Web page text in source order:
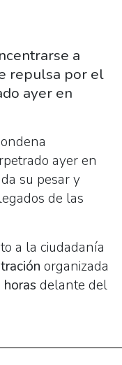
a
repulsa por el
ayer en
ayer en
su pesar y
de las
a la ciudadanía
organizada
delante del